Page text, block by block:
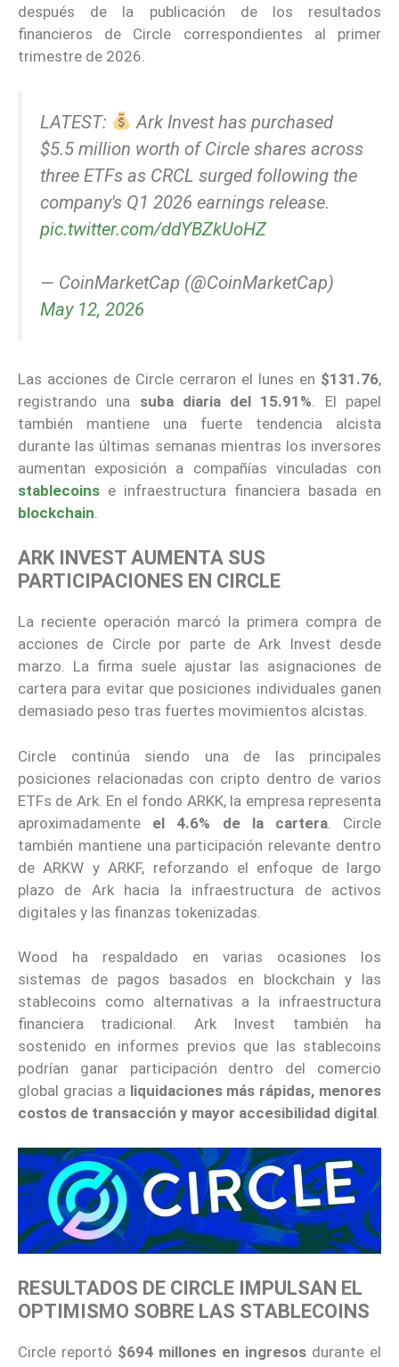
después de la publicación de los resultados
financieros de Circle correspondientes al primer
trimestre de 2026.
LATEST:
Ark Invest has purchased
$5.5 million worth of Circle shares across
three ETFs as CRCL surged following the
company's Q1 2026 earnings release.
pic.twitter.com/ddYBZkUoHZ
— CoinMarketCap (@CoinMarketCap)
May 12, 2026
Las acciones de Circle cerraron el lunes en $131.76,
registrando una suba diaria del 15.91% . El papel
también mantiene una fuerte tendencia alcista
durante las últimas semanas mientras los inversores
aumentan exposición a compañías vinculadas con
stablecoins e infraestructura financiera basada en
blockchain
ARK INVEST AUMENTA SUS
PARTICIPACIONES EN CIRCLE
La reciente operación marcó la primera compra de
acciones de Circle por parte de Ark Invest desde
marzo. La firma suele ajustar las asignaciones de
cartera para evitar que posiciones individuales ganen
demasiado peso tras fuertes movimientos alcistas.
Circle continúa siendo una de las principales
posiciones relacionadas con cripto dentro de varios
ETFs de Ark. En el fondo ARKK, la empresa representa
aproximadamente el 4.6% de la cartera. Circle
también mantiene una participación relevante dentro
de ARKW y ARKF, reforzando el enfoque de largo
plazo de Ark hacia la infraestructura de activos
digitales y las finanzas tokenizadas.
Wood ha respaldado en varias ocasiones los
sistemas de pagos basados en blockchain y las
stablecoins como alternativas a la infraestructura
financiera tradicional. Ark Invest también ha
sostenido en informes previos que las stablecoins
podrían ganar participación dentro del comercio
global gracias a liquidaciones más rápidas, menores
costos de transacción y mayor accesibilidad digital.
RESULTADOS DE CIRCLE IMPULSAN EL
OPTIMISMO SOBRE LAS STABLECOINS
Circle reportó $694 millones en ingresos durante el